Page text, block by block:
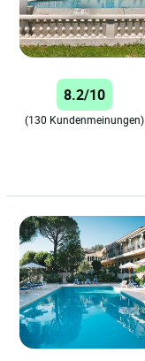
8.2/10
(130 Kundenmeinungen)